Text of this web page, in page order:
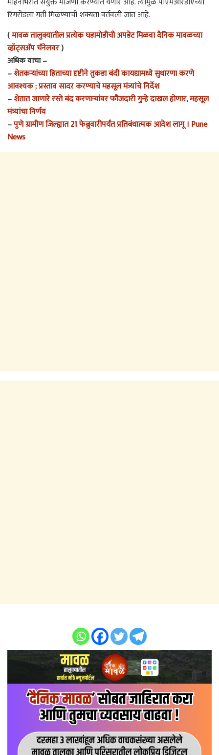
रिंगरोडला गती मिळण्याची शक्यता वर्तवली जात आहे.
(मावळ तालुक्यातील प्रत्येक घडामोडीची अपडेट मिळवा दैनिक मावळच्या
व्हॉट्सअ‍ॅप चॅनेलवर)
अधिक वाचा –
–शेतकऱ्यांच्या हिताच्या दृष्टीने तुकडा बंदी कायद्यामध्ये सुधारणा करणे
आवश्यक ; प्रस्ताव सादर करण्याचे महसूल मंत्र्यांचे निर्देश
–शेतात जाणारे रस्ते बंद करणाऱ्यांवर फौजदारी गुन्हे दाखल होणार, महसूल
मंत्र्यांचा निर्णय
–पुणे ग्रामीण जिल्ह्यात 21 फेब्रुवारीपर्यंत प्रतिबंधात्मक आदेश लागू । Pune
News